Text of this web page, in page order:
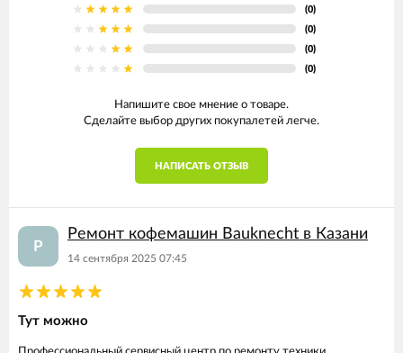
(0)
(0)
(0)
(0)
Напишите свое мнение о товаре.
Сделайте выбор других покупалетей легче.
НАПИСАТЬ ОТЗЫВ
Р
Ремонт кофемашин Bauknecht в Казани
14 сентября 2025 07:45
Тут можно